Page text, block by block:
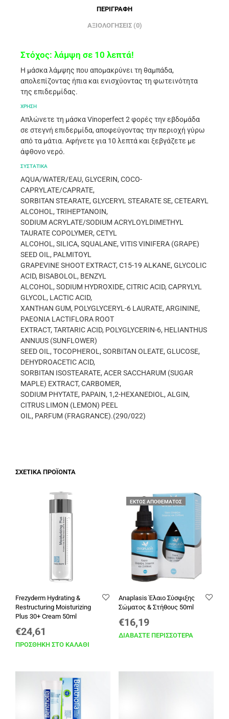
ΠΕΡΙΓΡΑΦΉ
ΑΞΙΟΛΟΓΉΣΕΙΣ (0)
Στόχος: λάμψη σε 10 λεπτά!
Η μάσκα λάμψης που απομακρύνει τη θαμπάδα,
απολεπίζοντας ήπια και ενισχύοντας τη φωτεινότητα
της επιδερμίδας.
ΧΡΗΣΗ
Απλώνετε τη μάσκα Vinoperfect 2 φορές την εβδομάδα
σε στεγνή επιδερμίδα, αποφεύγοντας την περιοχή γύρω
από τα μάτια. Αφήνετε για 10 λεπτά και ξεβγάζετε με
άφθονο νερό.
ΣΥΣΤΑΤΙΚΑ
AQUA/WATER/EAU, GLYCERIN, COCO-
CAPRYLATE/CAPRATE,
SORBITAN STEARATE, GLYCERYL STEARATE SE, CETEARYL
ALCOHOL, TRIHEPTANOIN,
SODIUM ACRYLATE/SODIUM ACRYLOYLDIMETHYL
TAURATE COPOLYMER, CETYL
ALCOHOL, SILICA, SQUALANE, VITIS VINIFERA (GRAPE)
SEED OIL, PALMITOYL
GRAPEVINE SHOOT EXTRACT, C15-19 ALKANE, GLYCOLIC
ACID, BISABOLOL, BENZYL
ALCOHOL, SODIUM HYDROXIDE, CITRIC ACID, CAPRYLYL
GLYCOL, LACTIC ACID,
XANTHAN GUM, POLYGLYCERYL-6 LAURATE, ARGININE,
PAEONIA LACTIFLORA ROOT
EXTRACT, TARTARIC ACID, POLYGLYCERIN-6, HELIANTHUS
ANNUUS (SUNFLOWER)
SEED OIL, TOCOPHEROL, SORBITAN OLEATE, GLUCOSE,
DEHYDROACETIC ACID,
SORBITAN ISOSTEARATE, ACER SACCHARUM (SUGAR
MAPLE) EXTRACT, CARBOMER,
SODIUM PHYTATE, PAPAIN, 1,2-HEXANEDIOL, ALGIN,
CITRUS LIMON (LEMON) PEEL
OIL, PARFUM (FRAGRANCE).(290/022)
ΣΧΕΤΙΚΆ ΠΡΟΪΌΝΤΑ
Frezyderm Hydrating &
Restructuring Moisturizing
Plus 30+ Cream 50ml
€24,61
ΠΡΟΣΘΉΚΗ ΣΤΟ ΚΑΛΆΘΙ
ΕΚΤΌΣ ΑΠΟΘΈΜΑΤΟΣ
Anaplasis Έλαιο Σύσφιξης
Σώματος & Στήθους 50ml
€16,19
ΔΙΑΒΆΣΤΕ ΠΕΡΙΣΣΌΤΕΡΑ